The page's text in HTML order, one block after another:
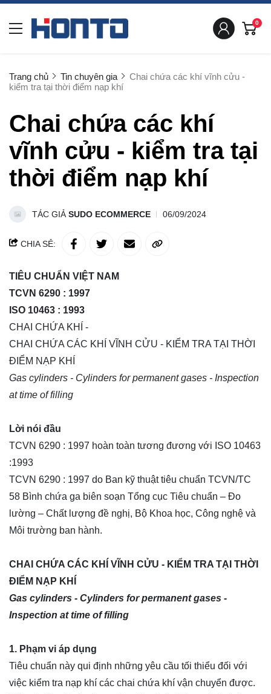
0
Trang chủ Tin chuyên gia
Chai chứa các khí vĩnh cửu -
kiểm tra tại thời điểm nạp khí
Chai chứa các khí
vĩnh cửu - kiểm tra tại
thời điểm nạp khí
TÁC GIẢ SUDO ECOMMERCE 06/09/2024
CHIA SẺ:
TIÊU CHUẨN VIỆT NAM
TCVN 6290 : 1997
ISO 10463 : 1993
CHAI CHỨA KHÍ -
CHAI CHỨA CÁC KHÍ VĨNH CỬU - KIỂM TRA TẠI THỜI
ĐIỂM NẠP KHÍ
Gas cylinders - Cylinders for permanent gases - Inspection
at time of filling
Lời nói đầu
TCVN 6290 : 1997 hoàn toàn tương đương với ISO 10463
:1993
TCVN 6290 : 1997 do Ban kỹ thuật tiêu chuẩn TCVN/TC
58 Bình chứa ga biên soạn Tổng cục Tiêu chuẩn – Đo
lường – Chất lượng đề nghị, Bộ Khoa học, Công nghệ và
Môi trường ban hành.
CHAI CHỨA CÁC KHÍ VĨNH CỬU - KIỂM TRA TẠI THỜI
ĐIỂM NẠP KHÍ
Gas cylinders - Cylinders for permanent gases -
Inspection at time of filling
1. Phạm vi áp dụng
Tiêu chuẩn này qui định những yêu cầu tối thiểu đối với
việc kiểm tra nạp khí các chai chứa khí vận chuyển được.